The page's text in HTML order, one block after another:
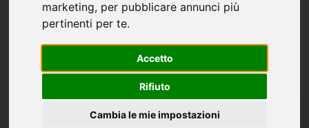
marketing, per pubblicare annunci più
pertinenti per te.
Accetto
Rifiuto
Cambia le mie impostazioni